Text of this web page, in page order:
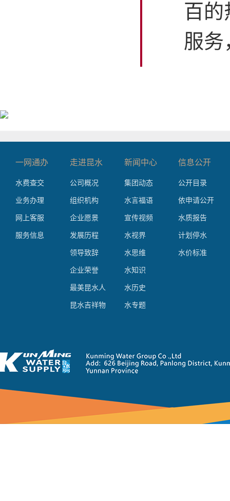
百的
服务
一网通办
水费查交
业务办理
网上客服
服务信息
走进昆水
公司概况
组织机构
企业愿景
发展历程
领导致辞
企业荣誉
最美昆水人
昆水吉祥物
新闻中心
集团动态
水言福语
宣传视频
水视界
水思维
水知识
水历史
水专题
信息公开
公开目录
依申请公开
水质报告
计划停水
水价标准